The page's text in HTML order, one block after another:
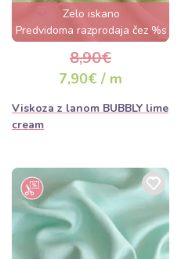
Zelo iskano
Predvidoma razprodaja čez %s
dan
8,90€
7,90€ / m
Viskoza z lanom BUBBLY lime
cream